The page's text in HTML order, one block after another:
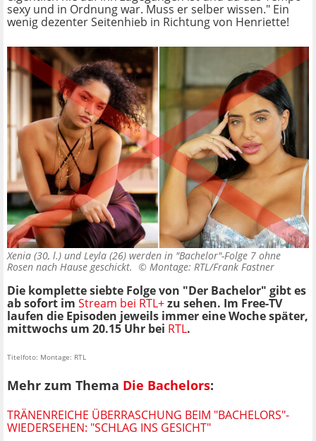
sexy und in Ordnung war. Muss er selber wissen." Ein
wenig dezenter Seitenhieb in Richtung von Henriette!
Xenia (30, l.) und Leyla (26) werden in "Bachelor"-Folge 7 ohne
Rosen nach Hause geschickt. © Montage: RTL/Frank Fastner
Die komplette siebte Folge von "Der Bachelor" gibt es
ab sofort im Stream bei RTL+zu sehen. Im Free-TV
laufen die Episoden jeweils immer eine Woche später,
mittwochs um 20.15 Uhr bei RTL.
Titelfoto: Montage: RTL
Mehr zum Thema Die Bachelors:
TRÄNENREICHE ÜBERRASCHUNG BEIM "BACHELORS"-
WIEDERSEHEN: "SCHLAG INS GESICHT"